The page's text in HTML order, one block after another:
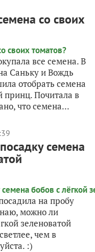
со своих
все семена. В
Саньку и Вождь
отобрать семена
принц. Почитала в
что семена...
семена
на пробу
можно ли
зеленоватой
чем в
:)